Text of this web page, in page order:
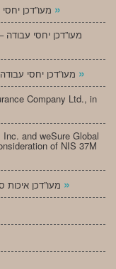
»
»
Company Ltd., in
and weSure Global
of NIS 37M
»